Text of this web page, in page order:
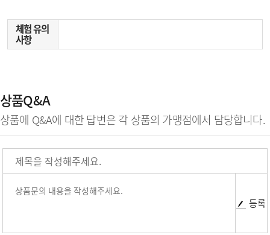
체험 유의
사항
상품Q&A
상품에 Q&A에 대한 답변은 각 상품의 가맹점에서 담당합니다.
등록